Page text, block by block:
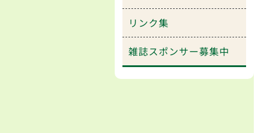
リンク集
雑誌スポンサー募集中